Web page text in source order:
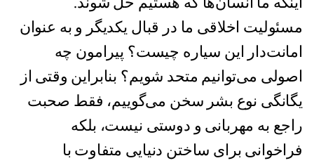
مسئولیت اخلاقی ما در قبال یکدیگر و به عنوان
امانت‌دار این سیاره چیست؟ پیرامون چه
اصولی می‌توانیم متحد شویم؟ بنابراین وقتی از
یگانگی نوع بشر سخن می‌گوییم، فقط صحبت
راجع به مهربانی و دوستی نیست، بلکه
فراخوانی برای ساختن دنیایی متفاوت با